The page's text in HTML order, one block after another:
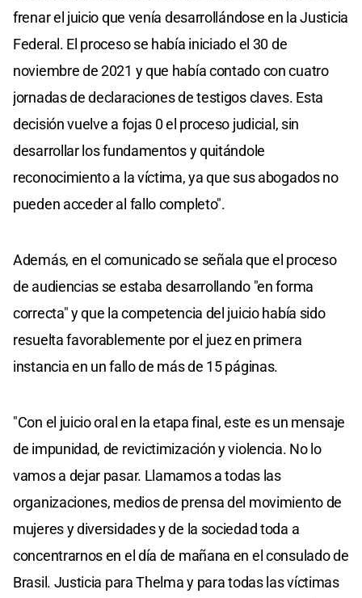
frenar el juicio que venía desarrollándose en la Justicia
Federal. El proceso se había iniciado el 30 de
noviembre de 2021 y que había contado con cuatro
jornadas de declaraciones de testigos claves. Esta
decisión vuelve a fojas 0 el proceso judicial, sin
desarrollar los fundamentos y quitándole
reconocimiento a la víctima, ya que sus abogados no
pueden acceder al fallo completo".
Además, en el comunicado se señala que el proceso
de audiencias se estaba desarrollando "en forma
correcta" y que la competencia del juicio había sido
resuelta favorablemente por el juez en primera
instancia en un fallo de más de 15 páginas.
"Con el juicio oral en la etapa final, este es un mensaje
de impunidad, de revictimización y violencia. No lo
vamos a dejar pasar. Llamamos a todas las
organizaciones, medios de prensa del movimiento de
mujeres y diversidades y de la sociedad toda a
concentrarnos en el día de mañana en el consulado de
Brasil. Justicia para Thelma y para todas las víctimas